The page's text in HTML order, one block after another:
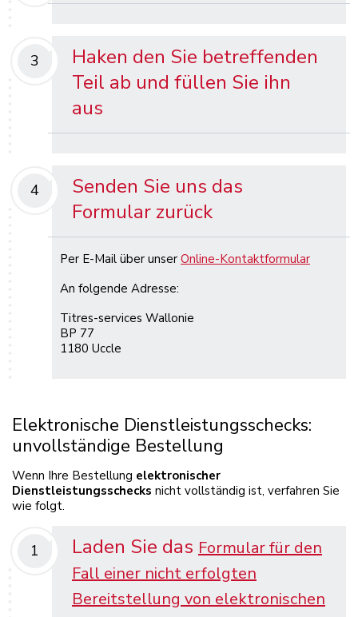
3
Haken den Sie betreffenden
Teil ab und füllen Sie ihn
aus
4
Senden Sie uns das
Formular zurück
Per E-Mail über unser Online-Kontaktformular
An folgende Adresse:
Titres-services Wallonie
BP 77
1180 Uccle
Elektronische Dienstleistungsschecks:
unvollständige Bestellung
Wenn Ihre Bestellung elektronischer
Dienstleistungsschecks nicht vollständig ist, verfahren Sie
wie folgt.
1 Laden Sie das Formular für den
Fall einer nicht erfolgten
Bereitstellung von elektronischen